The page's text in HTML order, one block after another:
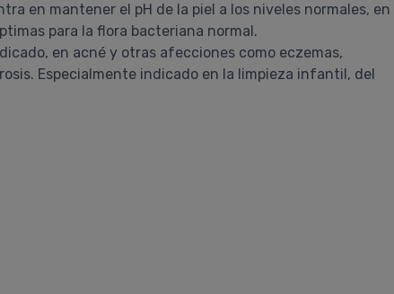
en mantener el pH de la piel a los niveles normales, en
para la flora bacteriana normal.
en acné y otras afecciones como eczemas,
Especialmente indicado en la limpieza infantil, del